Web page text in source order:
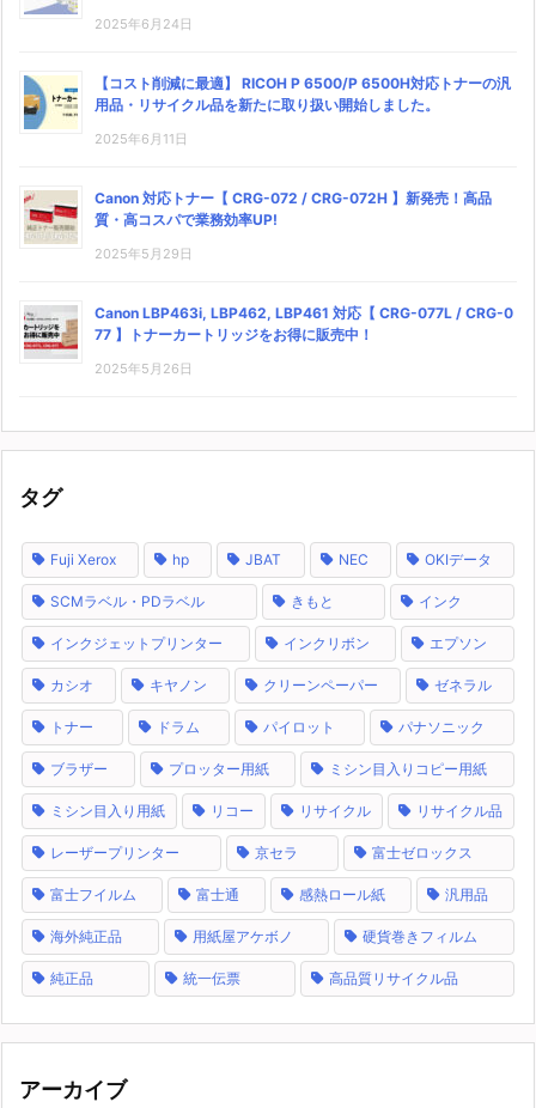
2025年6月24日
【コスト削減に最適】 RICOH P 6500/P 6500H対応トナーの汎
用品・リサイクル品を新たに取り扱い開始しました。
2025年6月11日
Canon 対応トナー【 CRG-072 / CRG-072H 】新発売！高品
質・高コスパで業務効率UP!
2025年5月29日
Canon LBP463i, LBP462, LBP461 対応【 CRG-077L / CRG-0
77 】トナーカートリッジをお得に販売中！
2025年5月26日
タグ
Fuji Xerox hp JBAT NEC OKIデータ
SCMラベル・PDラベル きもと インク
インクジェットプリンター インクリボン エプソン
カシオ キヤノン クリーンペーパー ゼネラル
トナー ドラム パイロット パナソニック
ブラザー プロッター用紙 ミシン目入りコピー用紙
ミシン目入り用紙 リコー リサイクル リサイクル品
レーザープリンター 京セラ 富士ゼロックス
富士フイルム 富士通 感熱ロール紙 汎用品
海外純正品 用紙屋アケボノ 硬貨巻きフィルム
純正品 統一伝票 高品質リサイクル品
アーカイブ